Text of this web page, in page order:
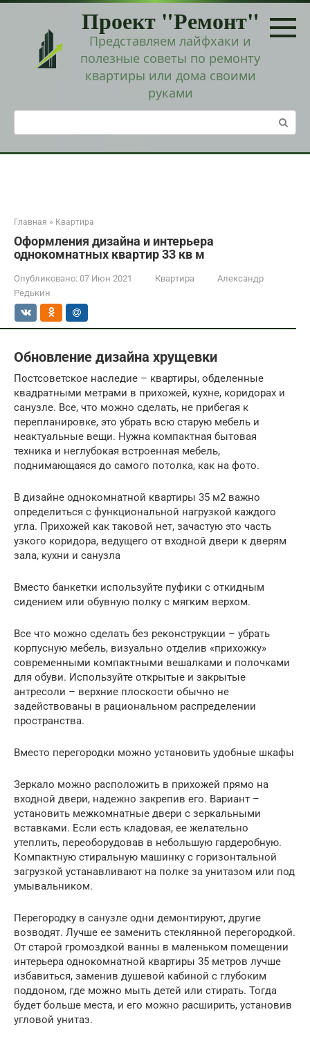
Перейти
Проект "Ремонт"
Представляем лайфхаки и
полезные советы по ремонту
квартиры или дома своими
руками
Поиск:
Главная » Квартира
Оформления дизайна и интерьера
однокомнатных квартир 33 кв м
Опубликовано: 07 Июн 2021 Квартира
Александр
Редькин
Обновление дизайна хрущевки
Постсоветское наследие – квартиры, обделенные
квадратными метрами в прихожей, кухне, коридорах и
санузле. Все, что можно сделать, не прибегая к
перепланировке, это убрать всю старую мебель и
неактуальные вещи. Нужна компактная бытовая
техника и неглубокая встроенная мебель,
поднимающаяся до самого потолка, как на фото.
В дизайне однокомнатной квартиры 35 м2 важно
определиться с функциональной нагрузкой каждого
угла. Прихожей как таковой нет, зачастую это часть
узкого коридора, ведущего от входной двери к дверям
зала, кухни и санузла
Вместо банкетки используйте пуфики с откидным
сидением или обувную полку с мягким верхом.
Все что можно сделать без реконструкции – убрать
корпусную мебель, визуально отделив «прихожку»
современными компактными вешалками и полочками
для обуви. Используйте открытые и закрытые
антресоли – верхние плоскости обычно не
задействованы в рациональном распределении
пространства.
Вместо перегородки можно установить удобные шкафы
Зеркало можно расположить в прихожей прямо на
входной двери, надежно закрепив его. Вариант –
установить межкомнатные двери с зеркальными
вставками. Если есть кладовая, ее желательно
утеплить, переоборудовав в небольшую гардеробную.
Компактную стиральную машинку с горизонтальной
загрузкой устанавливают на полке за унитазом или под
умывальником.
Перегородку в санузле одни демонтируют, другие
возводят. Лучше ее заменить стеклянной перегородкой.
От старой громоздкой ванны в маленьком помещении
интерьера однокомнатной квартиры 35 метров лучше
избавиться, заменив душевой кабиной с глубоким
поддоном, где можно мыть детей или стирать. Тогда
будет больше места, и его можно расширить, установив
угловой унитаз.